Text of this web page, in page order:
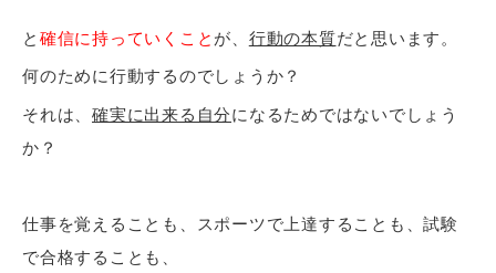
と 確信に持っていくこと が、 行動の本質だと思います。
何のために行動するのでしょうか？
それは、 確実に出来る自分になるためではないでしょう
か？
仕事を覚えることも、スポーツで上達することも、試験
で合格することも、